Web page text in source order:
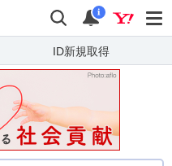
検索 通知
i
ID新規取得